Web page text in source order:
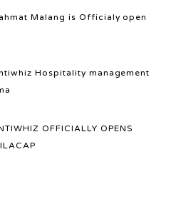
Malang is Officialy open
Hospitality management
OFFICIALLY OPENS